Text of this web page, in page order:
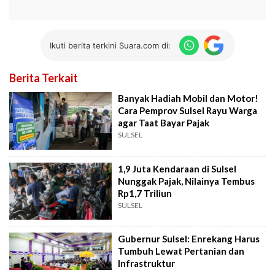
Ikuti berita terkini Suara.com di:
Berita Terkait
Banyak Hadiah Mobil dan Motor!
Cara Pemprov Sulsel Rayu Warga
agar Taat Bayar Pajak
SULSEL
1,9 Juta Kendaraan di Sulsel
Nunggak Pajak, Nilainya Tembus
Rp1,7 Triliun
SULSEL
Gubernur Sulsel: Enrekang Harus
Tumbuh Lewat Pertanian dan
Infrastruktur